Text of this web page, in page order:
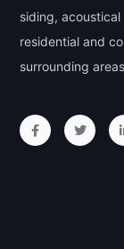
siding,
residential and
surrounding